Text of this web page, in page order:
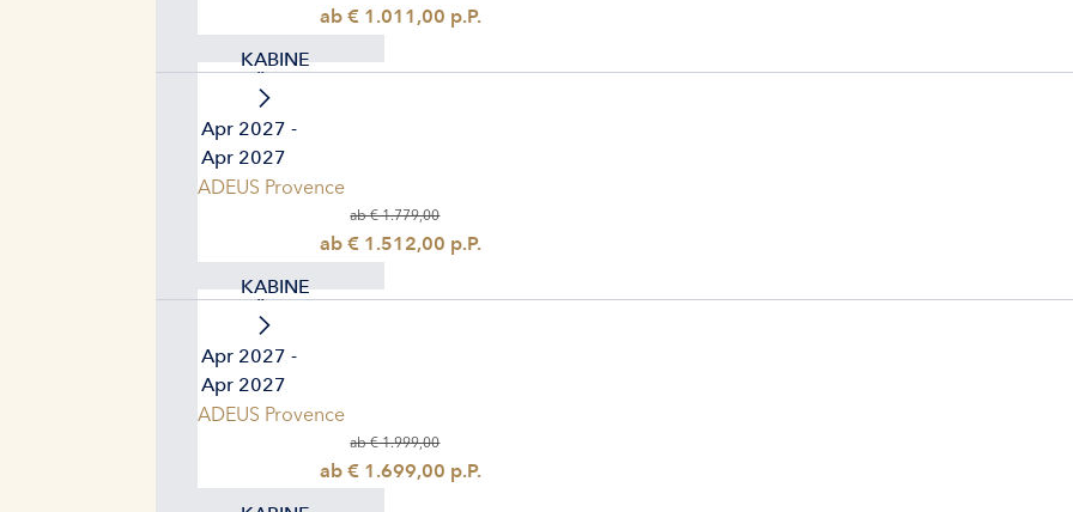
ab € 1.011,00 p.P.
KABINE
14. Apr 2027 -
21. Apr 2027
AMADEUS Provence
ab € 1.779,00
ab € 1.512,00 p.P.
KABINE
21. Apr 2027 -
28. Apr 2027
AMADEUS Provence
ab € 1.999,00
ab € 1.699,00 p.P.